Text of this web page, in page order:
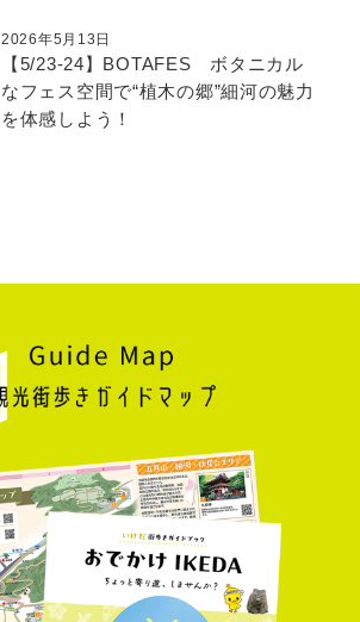
2026年5月13日
【5/23-24】BOTAFES ボタニカル
なフェス空間で“植木の郷”細河の魅力
を体感しよう！